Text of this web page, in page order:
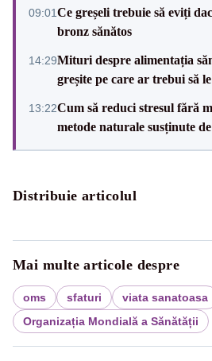
09:01Ce greșeli trebuie să eviți
bronz sănătos
14:29Mituri despre alimentația
greșite pe care ar trebui să
13:22Cum să reduci stresul fără
metode naturale susținute
Distribuie articolul
Mai multe articole despre
oms sfaturi
viata sanatoasa
Organizația Mondială a Sănătății